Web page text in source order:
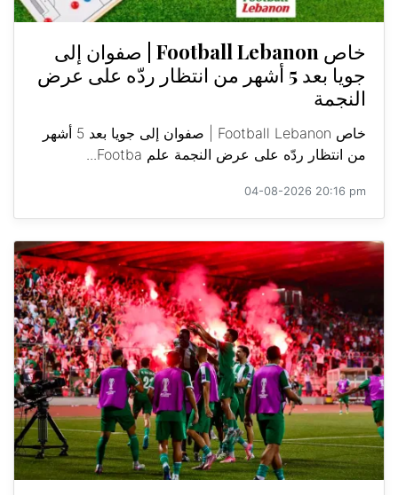
خاص Football Lebanon | صفوان إلى
جويا بعد 5 أشهر من انتظار ردّه على عرض
النجمة
خاص Football Lebanon | صفوان إلى جويا بعد 5 أشهر
من انتظار ردّه على عرض النجمة علم Footba...
04-08-2026 20:16 pm